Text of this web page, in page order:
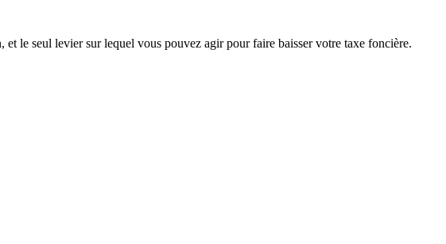
le seul levier sur lequel vous pouvez agir pour faire baisser votre taxe foncière.